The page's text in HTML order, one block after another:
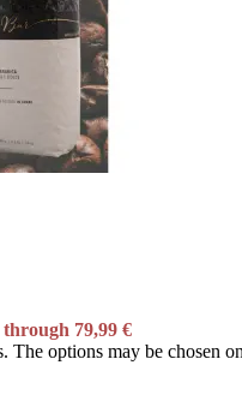
79,99 €
The options may be chosen